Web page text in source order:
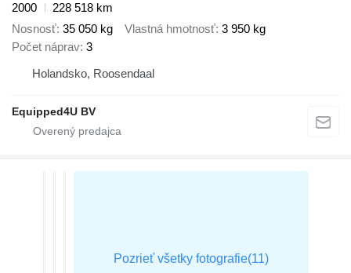
2000
228 518 km
Nosnosť 35 050 kg Vlastná hmotnosť 3 950 kg
Počet náprav 3
Holandsko, Roosendaal
Equipped4U BV